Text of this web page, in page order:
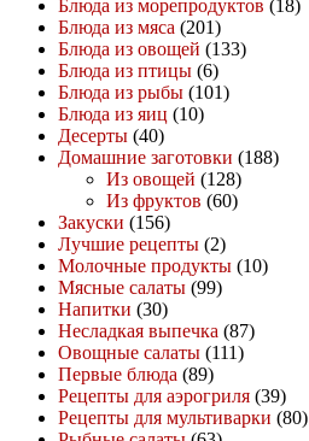
Блюда из морепродуктов (18)
Блюда из мяса (201)
Блюда из овощей (133)
Блюда из птицы (6)
Блюда из рыбы (101)
Блюда из яиц (10)
Десерты (40)
Домашние заготовки (188)
Из овощей (128)
Из фруктов (60)
Закуски (156)
Лучшие рецепты (2)
Молочные продукты (10)
Мясные салаты (99)
Напитки (30)
Несладкая выпечка (87)
Овощные салаты (111)
Первые блюда (89)
Рецепты для аэрогриля (39)
Рецепты для мультиварки (80)